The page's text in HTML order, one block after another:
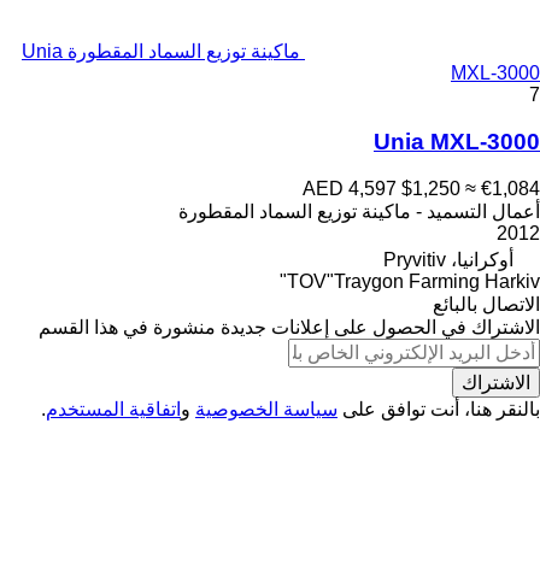
ماكينة توزيع السماد المقطورة Unia
MXL-3000
7
Unia MXL-3000
AED 4,597 $1,250 ≈ €1,084
أعمال التسميد - ماكينة توزيع السماد المقطورة
2012
أوكرانيا، Pryvitiv
TOV"Traygon Farming Harkiv"
الاتصال بالبائع
الاشتراك في الحصول على إعلانات جديدة منشورة في هذا القسم
الاشتراك
بالنقر هنا، أنت توافق على سياسة الخصوصية و اتفاقية المستخدم.